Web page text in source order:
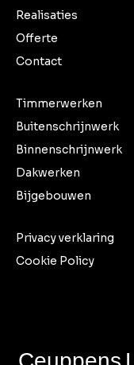
Realisaties
Offerte
Contact
Timmerwerken
Buitenschrijnwerk
Binnenschrijnwerk
Dakwerken
Bijgebouwen
Privacy verklaring
Cookie Policy